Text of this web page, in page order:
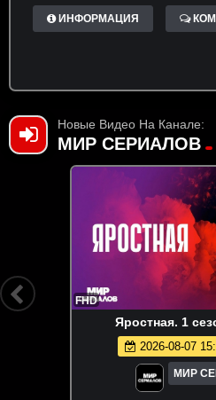
ИНФОРМАЦИЯ
Новые Видео На Канале:
МИР СЕРИАЛОВ
FHD
Яростная. 1
2026-08-07
МИР